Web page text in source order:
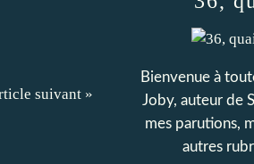
suivant »
Bienvenue à
Joby, auteur de
mes parutions,
autres